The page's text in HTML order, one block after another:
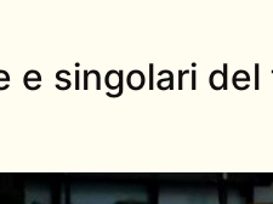
e singolari